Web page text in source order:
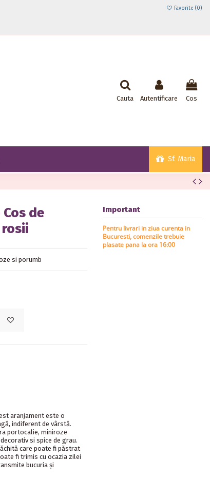
Favorite (0)
Cauta Autentificare Cos
Sf. Maria
de
si porumb
aranjament este o
indiferent de vârstă.
portocalie, miniroze
si spice de grau.
care poate fi păstrat
fi trimis cu ocazia zilei
bucuria şi
Important
Pentru livrari in ziua curenta in
Bucuresti, comenzile trebuie
plasate pana la ora 16:00